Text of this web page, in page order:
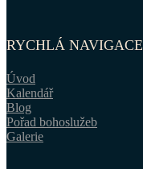
RYCHLÁ NAVIGACE
Úvod
Kalendář
Blog
Pořad bohoslužeb
Galerie